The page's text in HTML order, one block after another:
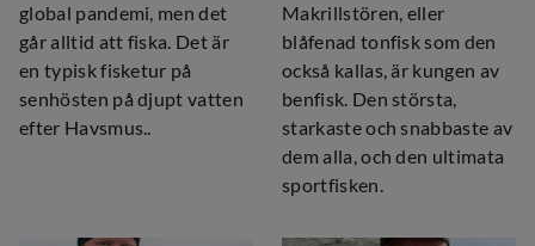
global pandemi, men det
går alltid att fiska. Det är
en typisk fisketur på
senhösten på djupt vatten
efter Havsmus..
Makrillstören, eller
blåfenad tonfisk som den
också kallas, är kungen av
benfisk. Den största,
starkaste och snabbaste av
dem alla, och den ultimata
sportfisken.